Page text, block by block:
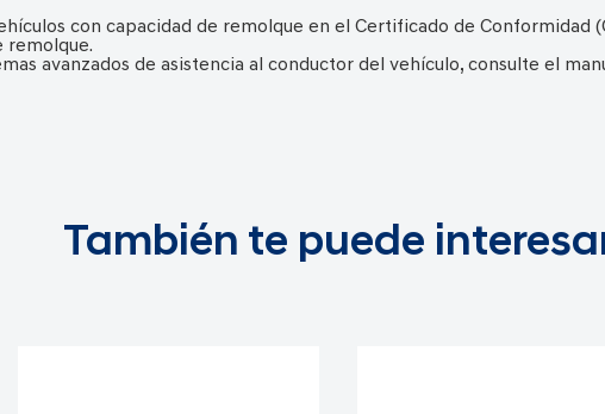
con capacidad de remolque en el Certificado de Conformidad
remolque.
avanzados de asistencia al conductor del vehículo, consulte el
También te puede